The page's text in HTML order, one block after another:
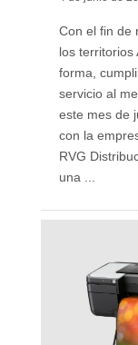
Con el fin de
los territorios
forma,
servicio al
este mes de
con la
RVG
una ...